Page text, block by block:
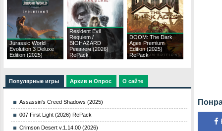
Jurassic World
Evolution 3 Deluxe
Edition (2025)
Resident Evil
Requiem /
BIOHAZARD
Реквием (2026)
RePack
DOOM: The Dark
Ages Premium
Edition (2025)
RePack
Популярные игры Архив и Опрос О сайте
Assassin's Creed Shadows (2025)
007 First Light (2026) RePack
Crimson Desert v.1.14.00 (2026)